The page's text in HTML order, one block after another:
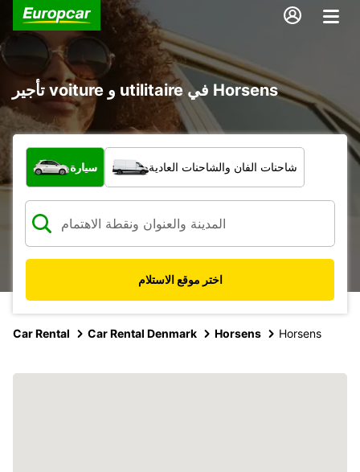
تأجير voiture و utilitaire في Horsens
ما نوع المركبة؟
سيارة شاحنات الفان والشاحنات العادية
اختر موقع الاستلام
Car Rental Car Rental Denmark Horsens Horsens